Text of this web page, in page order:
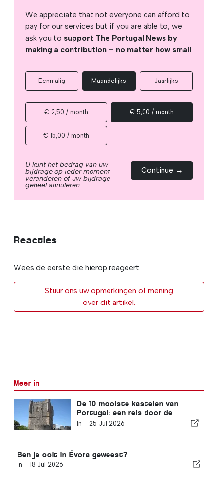
We appreciate that not everyone can afford to
pay for our services but if you are able to, we
ask you to support The Portugal News by
making a contribution – no matter how small.
Eenmalig Maandelijks Jaarlijks
€ 2,50 / month € 5,00 / month
€ 15,00 / month
U kunt het bedrag van uw
bijdrage op ieder moment
veranderen of uw bijdrage
geheel annuleren.
Continue →
Reacties
Wees de eerste die hierop reageert
Stuur ons uw opmerkingen of mening
over dit artikel.
Meer in
De 10 mooiste kastelen van
Portugal: een reis door de
geschiedenis van het land
In - 25 Jul 2026
Ben je ooit in Évora geweest?
In - 18 Jul 2026